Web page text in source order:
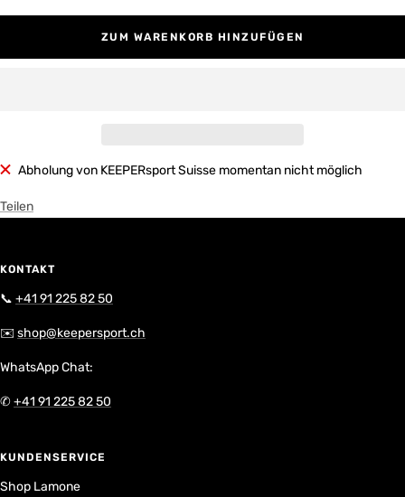
ZUM WARENKORB HINZUFÜGEN
Abholung von KEEPERsport Suisse momentan nicht möglich
Teilen
KONTAKT
📞 +41 91 225 82 50
✉️ shop@keepersport.ch
WhatsApp Chat:
✆+41 91 225 82 50
KUNDENSERVICE
Shop Lamone